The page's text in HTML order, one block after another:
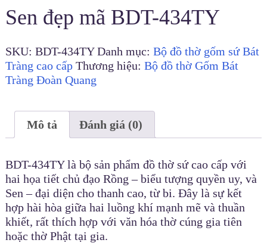
Sen đẹp mã BDT-434TY
SKU: BDT-434TY Danh mục: Bộ đồ thờ gốm sứ Bát
Tràng cao cấp Thương hiệu: Bộ đồ thờ Gốm Bát
Tràng Đoàn Quang
Mô tả Đánh giá (0)
BDT-434TY là bộ sản phẩm đồ thờ sứ cao cấp với
hai họa tiết chủ đạo Rồng – biểu tượng quyền uy, và
Sen – đại diện cho thanh cao, từ bi. Đây là sự kết
hợp hài hòa giữa hai luồng khí mạnh mẽ và thuần
khiết, rất thích hợp với văn hóa thờ cúng gia tiên
hoặc thờ Phật tại gia.